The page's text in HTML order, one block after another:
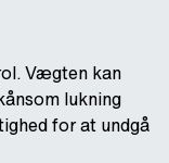
Vægten kan
lukning
for at undgå